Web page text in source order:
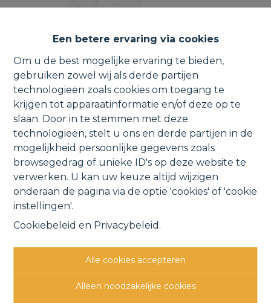
Een betere ervaring via cookies
Om u de best mogelijke ervaring te bieden,
gebruiken zowel wij als derde partijen
technologieën zoals cookies om toegang te
krijgen tot apparaatinformatie en/of deze op te
slaan. Door in te stemmen met deze
technologieën, stelt u ons en derde partijen in de
mogelijkheid persoonlijke gegevens zoals
browsegedrag of unieke ID's op deze website te
verwerken. U kan uw keuze altijd wijzigen
onderaan de pagina via de optie 'cookies' of 'cookie
instellingen'.
Cookiebeleid en Privacybeleid.
Alle cookies accepteren
Alleen noodzakelijke cookies
Appartement met 2 slpk, terras
& garage.
Kapellestraat 12 12, 9200 Dendermonde
VERKOCHT
Vorige Bekijk project Volgende